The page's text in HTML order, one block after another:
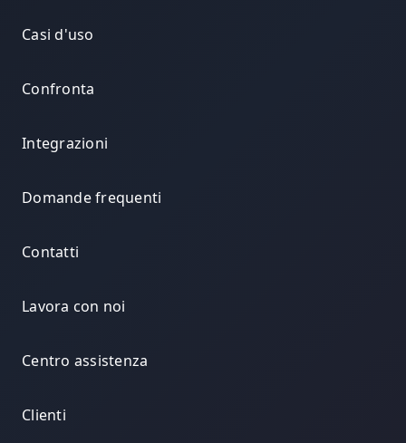
Casi d'uso
Confronta
Integrazioni
Domande frequenti
Contatti
Lavora con noi
Centro assistenza
Clienti